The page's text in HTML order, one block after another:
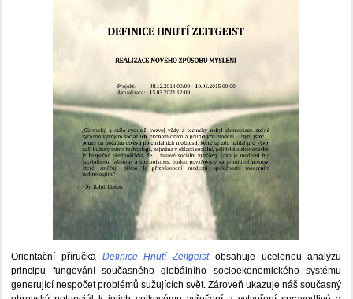
Orientační příručka Definice Hnutí Zeitgeistobsahuje ucelenou analýzu
principu fungování současného globálního socioekonomického systému
generující nespočet problémů sužujících svět. Zároveň ukazuje náš současný